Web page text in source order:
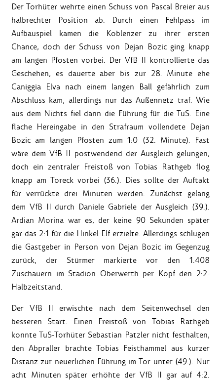
Der Torhüter wehrte einen Schuss von Pascal Breier aus
halbrechter Position ab. Durch einen Fehlpass im
Aufbauspiel kamen die Koblenzer zu ihrer ersten
Chance, doch der Schuss von Dejan Bozic ging knapp
am langen Pfosten vorbei. Der VfB II kontrollierte das
Geschehen, es dauerte aber bis zur 28. Minute ehe
Caniggia Elva nach einem langen Ball gefährlich zum
Abschluss kam, allerdings nur das Außennetz traf. Wie
aus dem Nichts fiel dann die Führung für die TuS. Eine
flache Hereingabe in den Strafraum vollendete Dejan
Bozic am langen Pfosten zum 1:0 (32. Minute). Fast
wäre dem VfB II postwendend der Ausgleich gelungen,
doch ein zentraler Freistoß von Tobias Rathgeb flog
knapp am Toreck vorbei (36.). Dies sollte der Auftakt
für verrückte drei Minuten werden. Zunächst gelang
dem VfB II durch Daniele Gabriele der Ausgleich (39.).
Ardian Morina war es, der keine 90 Sekunden später
gar das 2:1 für die Hinkel-Elf erzielte. Allerdings schlugen
die Gastgeber in Person von Dejan Bozic im Gegenzug
zurück, der Stürmer markierte vor den 1.408
Zuschauern im Stadion Oberwerth per Kopf den 2:2-
Halbzeitstand.
Der VfB II erwischte nach dem Seitenwechsel den
besseren Start. Einen Freistoß von Tobias Rathgeb
konnte TuS-Torhüter Sebastian Patzler nicht festhalten,
den Abpraller brachte Tobias Feisthammel aus kurzer
Distanz zur neuerlichen Führung im Tor unter (49.). Nur
acht Minuten später erhöhte der VfB II gar auf 4:2.